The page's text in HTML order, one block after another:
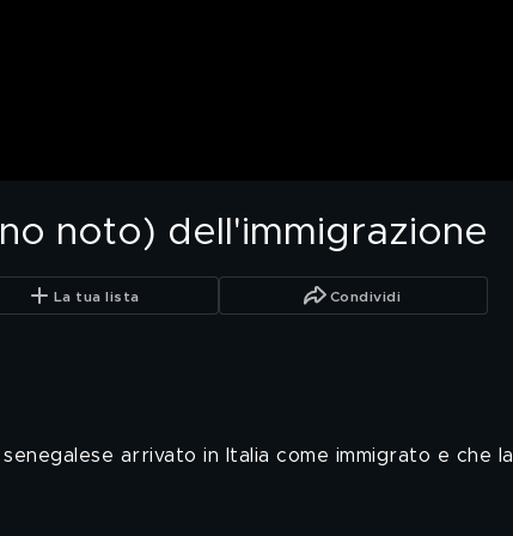
noto) dell'immigrazione
La tua lista Condividi
arrivato in Italia come immigrato e che